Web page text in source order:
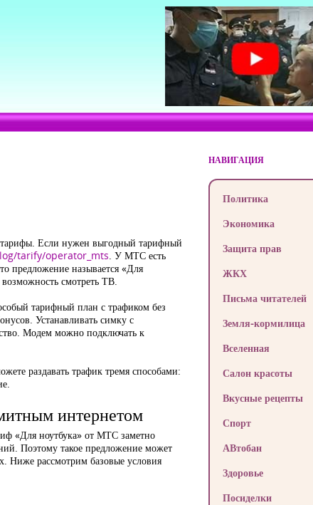
тарифы. Если нужен выгодный тарифный
tarify/operator_mts. У МТС есть
предложение называется «Для
смотреть ТВ.
тарифный план с трафиком без
Устанавливать симку с
Модем можно подключать к
раздавать трафик тремя способами:
интернетом
«Для ноутбука» от МТС заметно
Поэтому такое предложение может
Ниже рассмотрим базовые условия
НАВИГАЦИЯ
Политика
Экономика
Защита прав
ЖКХ
Письма читателей
Земля-кормилица
Вселенная
Салон красоты
Вкусные рецепты
Спорт
АВтобан
Здоровье
Посиделки